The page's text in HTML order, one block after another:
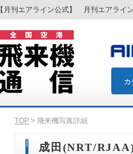
【月刊エアライン公式】 月刊エアライ
TOP > 飛来機写真詳細
成田(NRT/